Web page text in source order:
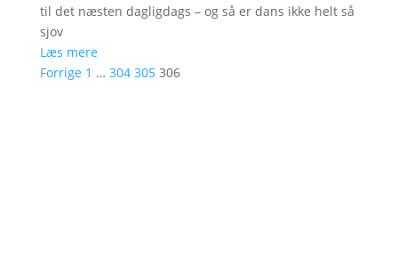
til det næsten dagligdags – og så er dans ikke helt så
sjov
Læs mere
Forrige 1 … 304 305 306